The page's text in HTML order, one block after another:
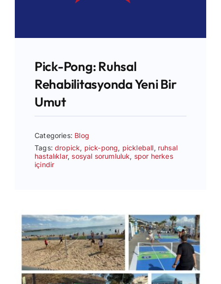
Pick-Pong: Ruhsal
Rehabilitasyonda Yeni Bir
Umut
Categories: Blog
Tags:dropick, pick-pong, pickleball, ruhsal
hastalıklar, sosyal sorumluluk, spor herkes
içindir